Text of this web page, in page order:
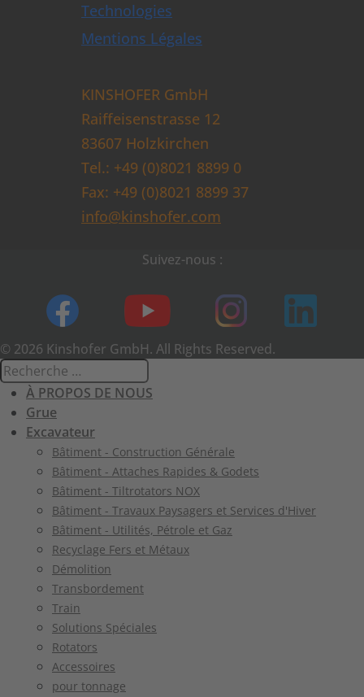
Technologies
Mentions Légales
KINSHOFER GmbH
Raiffeisenstrasse 12
83607 Holzkirchen
Tel.: +49 (0)8021 8899 0
Fax: +49 (0)8021 8899 37
info@kinshofer.com
Suivez-nous :
© 2026 Kinshofer GmbH. All Rights Reserved.
À PROPOS DE NOUS
Grue
Excavateur
Bâtiment - Construction Générale
Bâtiment - Attaches Rapides & Godets
Bâtiment - Tiltrotators NOX
Bâtiment - Travaux Paysagers et Services d'Hiver
Bâtiment - Utilités, Pétrole et Gaz
Recyclage Fers et Métaux
Démolition
Transbordement
Train
Solutions Spéciales
Rotators
Accessoires
pour tonnage